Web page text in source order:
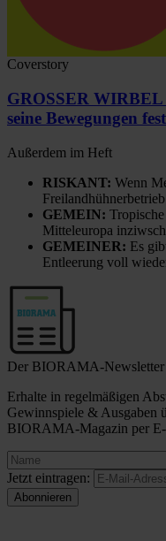
Coverstory
GROSSER WIRBEL
seine Bewegungen
Außerdem im Heft
RISKANT: Wenn
GEMEIN:
Mitteleuropa
GEMEINER: Es
Entleerung voll
Der BIORAMA-Newsletter
Erhalte in regelmäßigen
Gewinnspiele & Ausgaben
BIORAMA-Magazin per
Jetzt eintragen: